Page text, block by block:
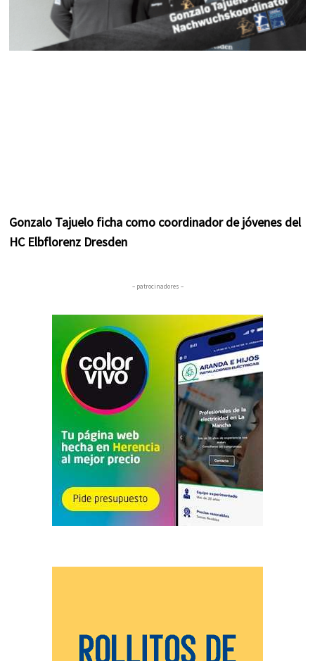
Gonzalo Tajuelo ficha como coordinador de jóvenes del
HC Elbflorenz Dresden
– patrocinadores –